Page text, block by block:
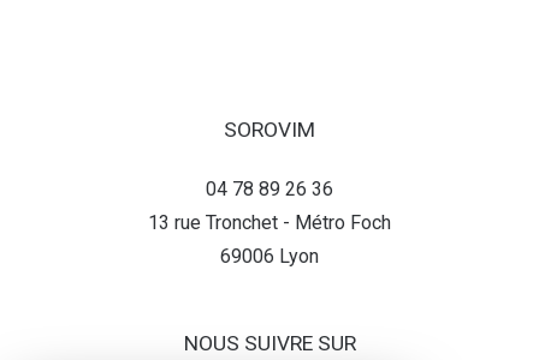
SOROVIM
04 78 89 26 36
13 rue Tronchet - Métro Foch
69006
lyon
NOUS SUIVRE SUR